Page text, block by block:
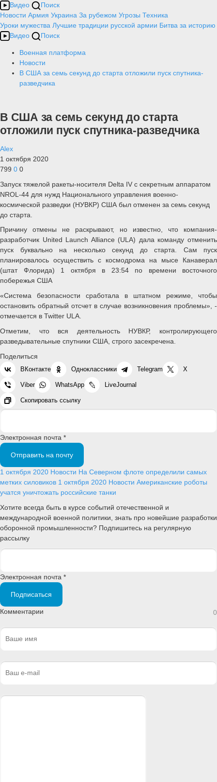
Видео
Поиск
Новости Армия Украина За рубежом Угрозы Техника
Уроки мужества Лучшие традиции русской армии Битва за историю
Видео
Поиск
Военная платформа
Новости
В США за семь секунд до старта отложили пуск спутника-
разведчика
В США за семь секунд до старта
отложили пуск спутника-разведчика
Alex
1 октября 2020
799 0 0
Запуск тяжелой ракеты-носителя Delta IV с секретным аппаратом
NROL-44 для нужд Национального управления военно-
космической разведки (НУВКР) США был отменен за семь секунд
до старта.
Причину отмены не раскрывают, но известно, что компания-
разработчик United Launch Alliance (ULA) дала команду отменить
пуск буквально на несколько секунд до старта. Сам пуск
планировалось осуществить с космодрома на мысе Канаверал
(штат Флорида) 1 октября в 23:54 по времени восточного
побережья США
«Система безопасности сработала в штатном режиме, чтобы
остановить обратный отсчет в случае возникновения проблемы», -
отмечается в Twitter ULA.
Отметим, что вся деятельность НУВКР, контролирующего
разведывательные спутники США, строго засекречена.
Поделиться
ВКонтакте Одноклассники Telegram X
Viber WhatsApp LiveJournal
Скопировать ссылку
Электронная почта *
Отправить на почту
1 октября 2020 Новости На Северном флоте определили самых
метких силовиков 1 октября 2020 Новости Американские роботы
учатся уничтожать российские танки
Хотите всегда быть в курсе событий отечественной и
международной военной политики, знать про новейшие разработки
оборонной промышленности? Подпишитесь на регулярную
рассылку
Электронная почта *
Подписаться
Комментарии 0